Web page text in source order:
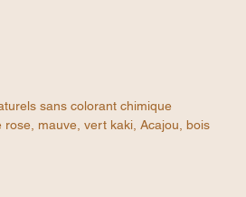
sans colorant chimique
mauve, vert kaki, Acajou, bois